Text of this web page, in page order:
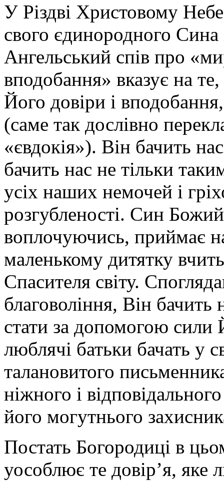
У Різдві Христовому
свого єдинородного
Ангельський спів про
вподобання» вказує на
Його довіри і
(саме так дослівно
«євдокія»). Він бачить
бачить нас не тільки
усіх наших немочей і
розгубленості. Син
воплочуючись, приймає
маленькому дитятку
Спасителя світу.
благовоління, Він
стати за допомогою сили
люблячі батьки бачать у
талановитого
ніжного і
його могутнього
Постать Богородиці в
уособлює те довір’я, яке